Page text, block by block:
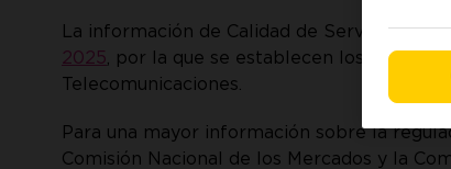
La información de Calidad de Servicio que
2025 , por la que se establecen los
Telecomunicaciones.
Para una mayor información sobre la
Comisión Nacional de los Mercados y la